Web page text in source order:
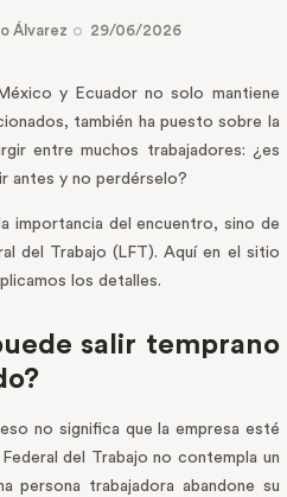
Álvarez 29/06/2026
y Ecuador no solo mantiene
también ha puesto sobre la
entre muchos trabajadores: ¿es
antes y no perdérselo?
importancia del encuentro, sino de
del Trabajo (LFT). Aquí en el sitio
los detalles.
salir temprano
no significa que la empresa esté
del Trabajo no contempla un
persona trabajadora abandone su